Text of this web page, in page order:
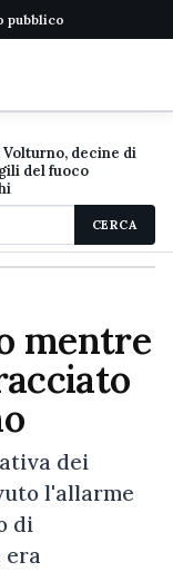
pubblico
decine di
del fuoco
CERCA
mentre
dei
l'allarme
di
era